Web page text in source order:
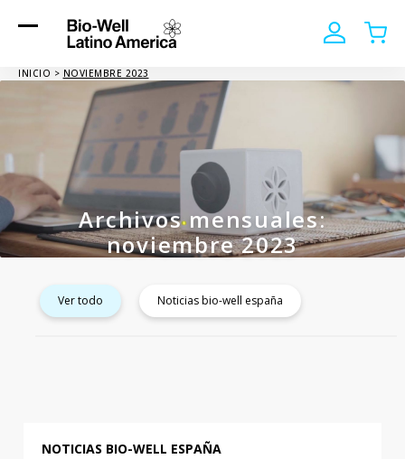
mobile
Close
mobile
Mon
Mon
INICIO > NOVIEMBRE 2023
Archivos mensuales:
noviembre 2023
Ver todo Noticias bio-well españa
NOTICIAS BIO-WELL ESPAÑA